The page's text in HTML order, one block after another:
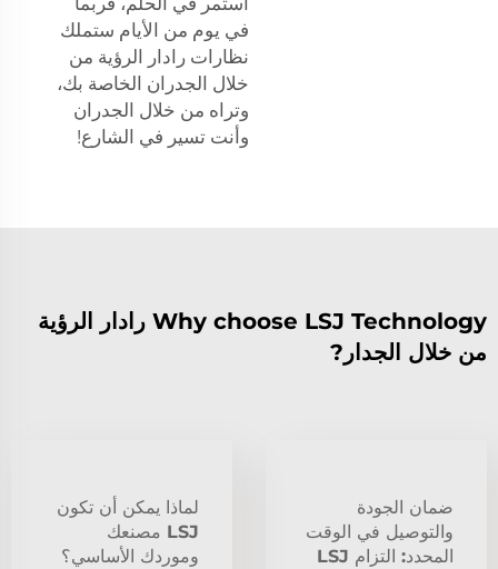
في يوم من الأيام ستملك
نظارات رادار الرؤية من
خلال الجدران الخاصة بك،
وتراه من خلال الجدران
وأنت تسير في الشارع!
Why choose LSJ Technology رادار الرؤية
من خلال الجدار?
ضمان الجودة
والتوصيل في الوقت
المحدد: التزام LSJ
لماذا يمكن أن تكون
LSJ مصنعك
وموردك الأساسي؟